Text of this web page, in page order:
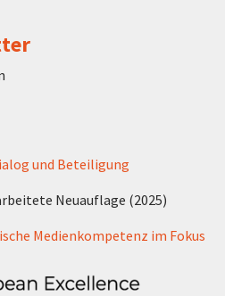
und Beteiligung
Neuauflage (2025)
Medienkompetenz im Fokus